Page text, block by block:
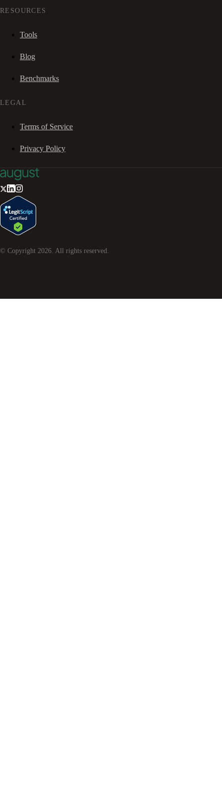
RESOURCES
Tools
Blog
Benchmarks
LEGAL
Terms of Service
Privacy Policy
© Copyright 2026 . All rights reserved.